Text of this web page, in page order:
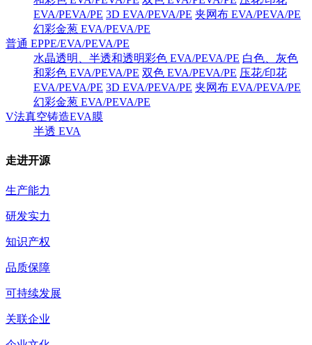
EVA/PEVA/PE 3D EVA/PEVA/PE 夹网布 EVA/PEVA/PE
幻彩金葱 EVA/PEVA/PE
普通 EPPE/EVA/PEVA/PE
水晶透明、半透和透明彩色 EVA/PEVA/PE 白色、灰色
和彩色 EVA/PEVA/PE 双色 EVA/PEVA/PE 压花/印花
EVA/PEVA/PE 3D EVA/PEVA/PE 夹网布 EVA/PEVA/PE
幻彩金葱 EVA/PEVA/PE
V法真空铸造EVA膜
半透 EVA
走进开源
生产能力
研发实力
知识产权
品质保障
可持续发展
关联企业